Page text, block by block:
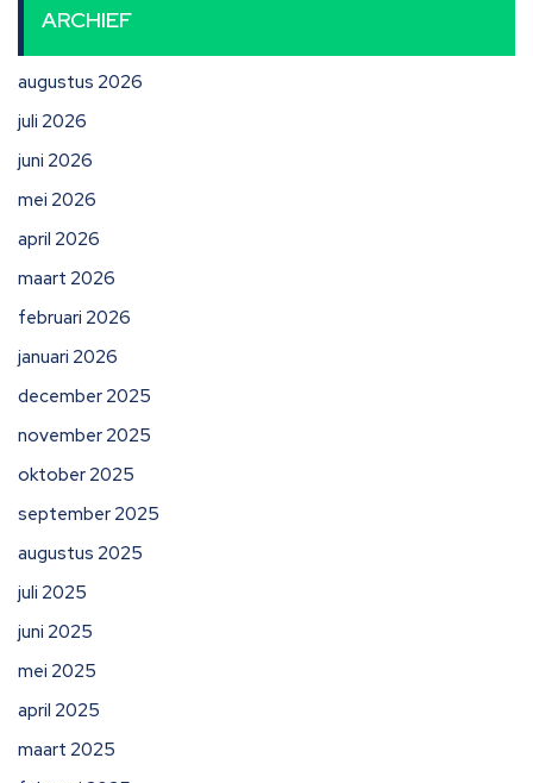
ARCHIEF
augustus 2026
juli 2026
juni 2026
mei 2026
april 2026
maart 2026
februari 2026
januari 2026
december 2025
november 2025
oktober 2025
september 2025
augustus 2025
juli 2025
juni 2025
mei 2025
april 2025
maart 2025